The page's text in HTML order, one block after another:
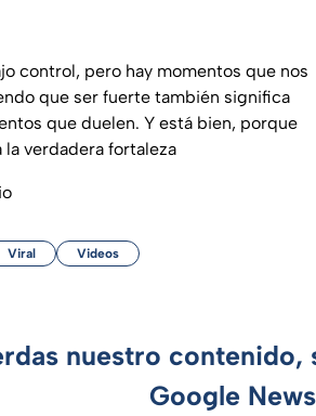
control, pero hay momentos que nos
que ser fuerte también significa
que duelen. Y está bien, porque
verdadera fortaleza
Viral Videos
nuestro contenido,
Google